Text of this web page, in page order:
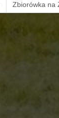
Zbiorówka na